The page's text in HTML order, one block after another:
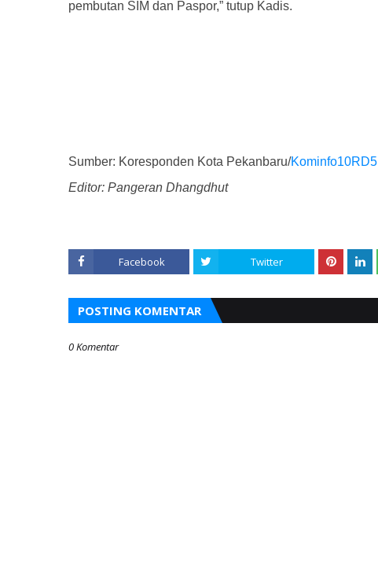
pembutan SIM dan Paspor,” tutup Kadis.
Sumber: Koresponden Kota Pekanbaru/Kominfo10RD5
Editor: Pangeran Dhangdhut
Facebook Twitter
POSTING KOMENTAR
0 Komentar